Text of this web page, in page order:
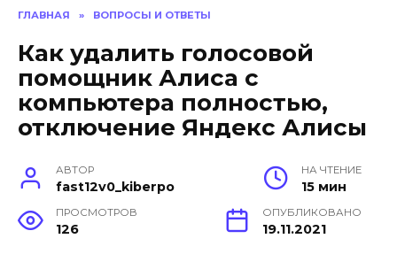
ГЛАВНАЯ » ВОПРОСЫ И ОТВЕТЫ
Как удалить голосовой
помощник Алиса с
компьютера полностью,
отключение Яндекс Алисы
АВТОР
fast12v0_kiberpo
НА ЧТЕНИЕ
15 мин
ПРОСМОТРОВ
126
ОПУБЛИКОВАНО
19.11.2021